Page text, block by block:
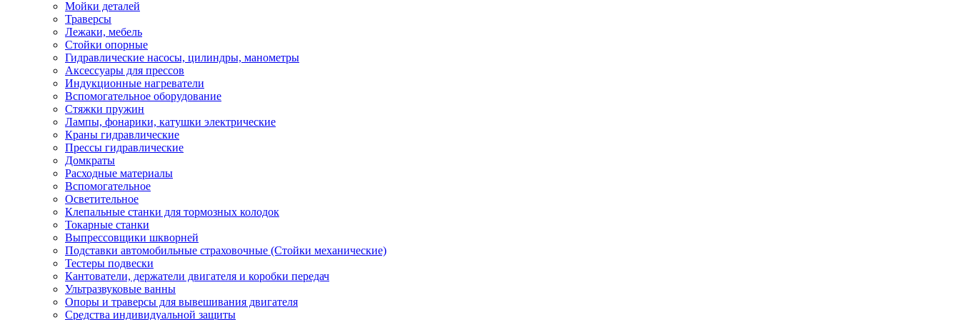
Мойки деталей
Траверсы
Лежаки, мебель
Стойки опорные
Гидравлические насосы, цилиндры, манометры
Аксессуары для прессов
Индукционные нагреватели
Вспомогательное оборудование
Стяжки пружин
Лампы, фонарики, катушки электрические
Краны гидравлические
Прессы гидравлические
Домкраты
Расходные материалы
Вспомогательное
Осветительное
Клепальные станки для тормозных колодок
Токарные станки
Выпрессовщики шкворней
Подставки автомобильные страховочные (Стойки механические)
Тестеры подвески
Кантователи, держатели двигателя и коробки передач
Ультразвуковые ванны
Опоры и траверсы для вывешивания двигателя
Средства индивидуальной защиты